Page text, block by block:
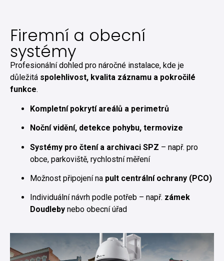
Firemní a obecní
systémy
Profesionální dohled pro náročné instalace, kde je
důležitá spolehlivost, kvalita záznamu a pokročilé
funkce.
Kompletní pokrytí areálů a perimetrů
Noční vidění, detekce pohybu, termovize
Systémy pro čtení a archivaci SPZ – např. pro
obce, parkoviště, rychlostní měření
Možnost připojení na pult centrální ochrany (PCO)
Individuální návrh podle potřeb – např. zámek
Doudleby nebo obecní úřad